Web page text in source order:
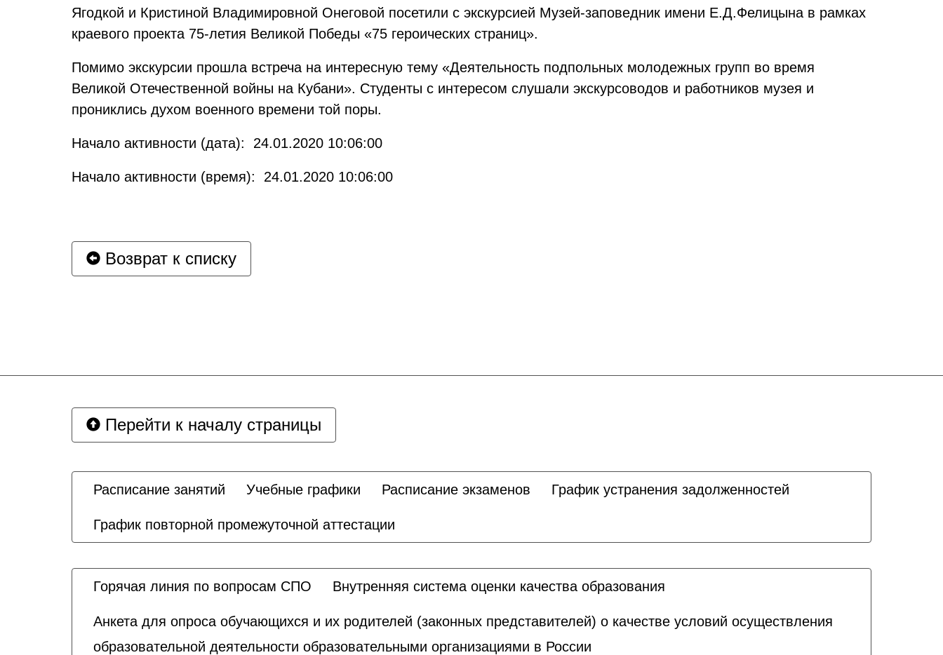
Ягодкой и Кристиной Владимировной Онеговой посетили с экскурсией Музей-заповедник имени Е.Д.Фелицына в рамках
краевого проекта 75-летия Великой Победы «75 героических страниц».
Помимо экскурсии прошла встреча на интересную тему «Деятельность подпольных молодежных групп во время
Великой Отечественной войны на Кубани». Студенты с интересом слушали экскурсоводов и работников музея и
прониклись духом военного времени той поры.
Начало активности (дата): 24.01.2020 10:06:00
Начало активности (время): 24.01.2020 10:06:00
Возврат к списку
Перейти к началу страницы
Расписание занятий Учебные графики Расписание экзаменов График устранения задолженностей
График повторной промежуточной аттестации
Горячая линия по вопросам СПО Внутренняя система оценки качества образования
Анкета для опроса обучающихся и их родителей (законных представителей) о качестве условий осуществления
образовательной деятельности образовательными организациями в России